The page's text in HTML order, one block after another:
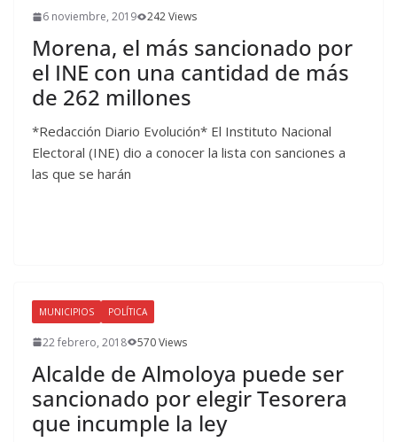
6 noviembre, 2019 242 Views
Morena, el más sancionado por
el INE con una cantidad de más
de 262 millones
*Redacción Diario Evolución* El Instituto Nacional
Electoral (INE) dio a conocer la lista con sanciones a
las que se harán
MUNICIPIOS POLÍTICA
22 febrero, 2018 570 Views
Alcalde de Almoloya puede ser
sancionado por elegir Tesorera
que incumple la ley